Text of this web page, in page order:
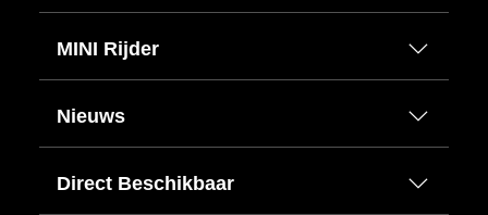
MINI Rijder
Nieuws
Direct Beschikbaar